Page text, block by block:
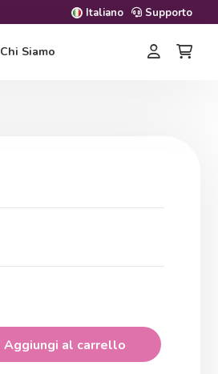
Italiano Supporto
Chi Siamo
Aggiungi al carrello